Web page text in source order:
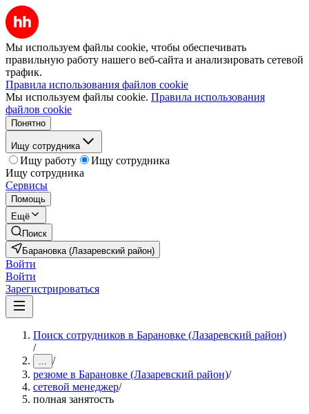
Мы используем файлы cookie, чтобы обеспечивать
правильную работу нашего веб-сайта и анализировать сетевой
трафик.
Правила использования файлов cookie
Мы используем файлы cookie. Правила использования
файлов cookie
Понятно
Ищу сотрудника
Ищу работу
Ищу сотрудника
Ищу сотрудника
Сервисы
Помощь
Ещё
Поиск
Барановка (Лазаревский район)
Войти
Войти
Зарегистрироваться
Поиск сотрудников в Барановке (Лазаревский район)
/
... /
резюме в Барановке (Лазаревский район)/
сетевой менеджер/
полная занятость